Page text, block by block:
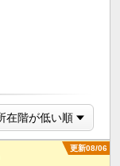
更新08/06